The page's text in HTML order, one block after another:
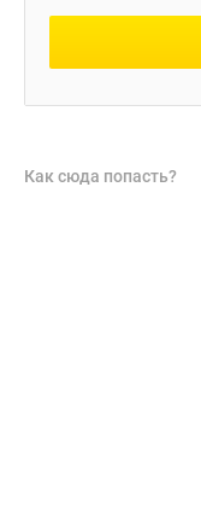
Как сюда попасть?